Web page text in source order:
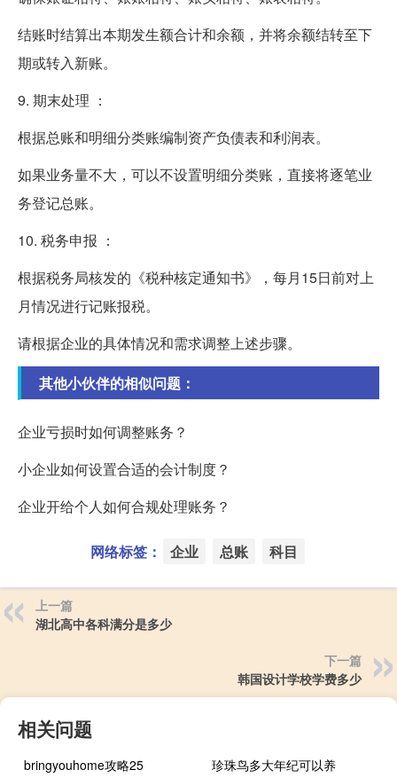
结账时结算出本期发生额合计和余额，并将余额结转至下
期或转入新账。
9. 期末处理 ：
根据总账和明细分类账编制资产负债表和利润表。
如果业务量不大，可以不设置明细分类账，直接将逐笔业
务登记总账。
10. 税务申报 ：
根据税务局核发的《税种核定通知书》，每月15日前对上
月情况进行记账报税。
请根据企业的具体情况和需求调整上述步骤。
其他小伙伴的相似问题：
企业亏损时如何调整账务？
小企业如何设置合适的会计制度？
企业开给个人如何合规处理账务？
网络标签： 企业 总账 科目
上一篇
湖北高中各科满分是多少
下一篇
韩国设计学校学费多少
相关问题
bringyouhome攻略25
珍珠鸟多大年纪可以养